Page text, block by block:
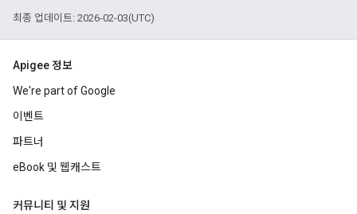
최종 업데이트: 2026-02-03(UTC)
Apigee 정보
We're part of Google
이벤트
파트너
eBook 및 웹캐스트
커뮤니티 및 지원